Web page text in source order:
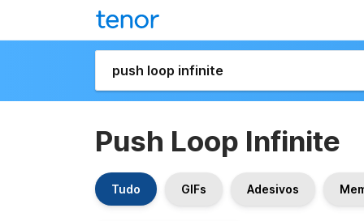
Push Loop Infinite
Tudo GIFs Adesivos